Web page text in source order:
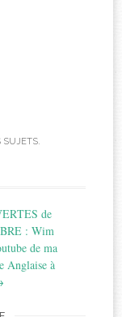
SUJETS.
de
: Wim
de ma
Anglaise à